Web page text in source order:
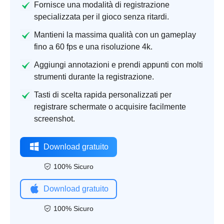
Fornisce una modalità di registrazione
specializzata per il gioco senza ritardi.
Mantieni la massima qualità con un gameplay
fino a 60 fps e una risoluzione 4k.
Aggiungi annotazioni e prendi appunti con molti
strumenti durante la registrazione.
Tasti di scelta rapida personalizzati per
registrare schermate o acquisire facilmente
screenshot.
Download gratuito
100% Sicuro
Download gratuito
100% Sicuro